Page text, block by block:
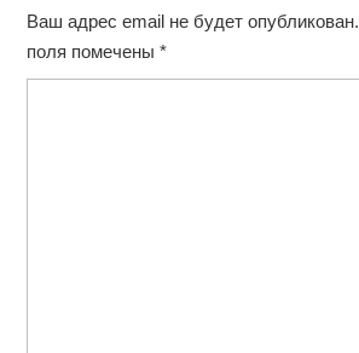
Ваш адрес email не будет опубликован.
поля помечены *